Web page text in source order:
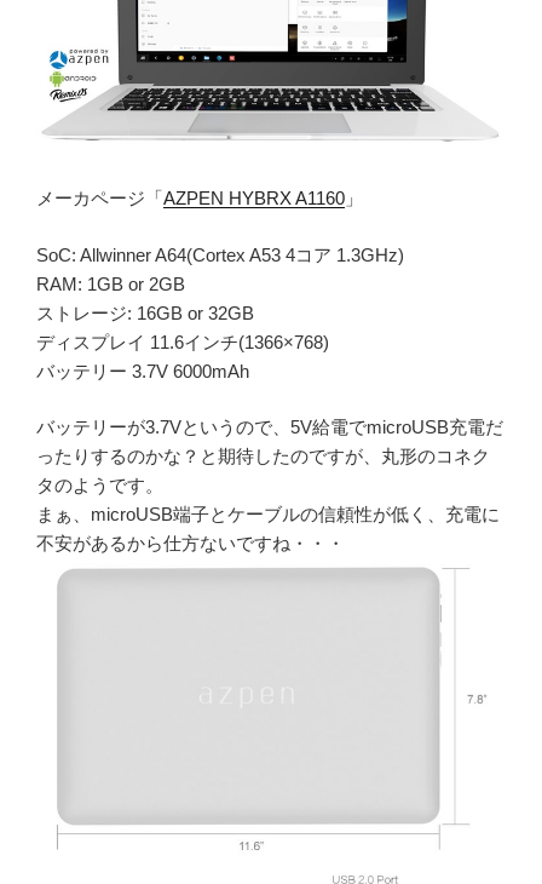
メーカページ「AZPEN HYBRX A1160 」
SoC: Allwinner A64(Cortex A53 4コア 1.3GHz)
RAM: 1GB or 2GB
ストレージ: 16GB or 32GB
ディスプレイ 11.6インチ(1366×768)
バッテリー 3.7V 6000mAh
バッテリーが3.7Vというので、5V給電でmicroUSB充電だ
ったりするのかな？と期待したのですが、丸形のコネク
タのようです。
まぁ、microUSB端子とケーブルの信頼性が低く、充電に
不安があるから仕方ないですね・・・